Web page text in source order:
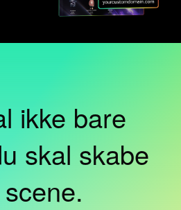
ikke bare
skal skabe